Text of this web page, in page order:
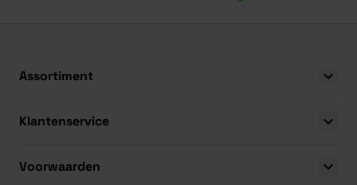
Assortiment
Klantenservice
Voorwaarden